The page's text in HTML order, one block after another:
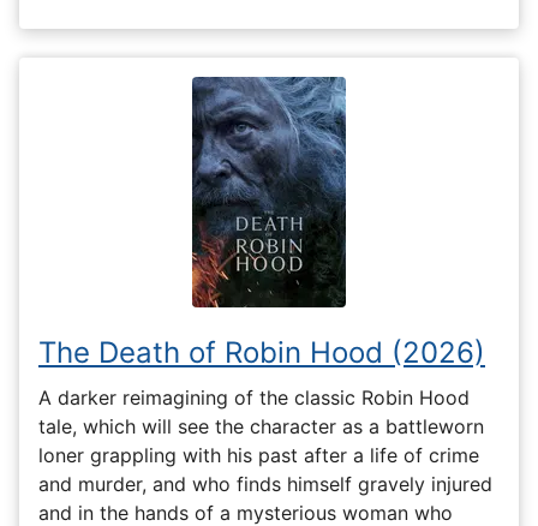
The Death of Robin Hood (2026)
A darker reimagining of the classic Robin Hood
tale, which will see the character as a battleworn
loner grappling with his past after a life of crime
and murder, and who finds himself gravely injured
and in the hands of a mysterious woman who